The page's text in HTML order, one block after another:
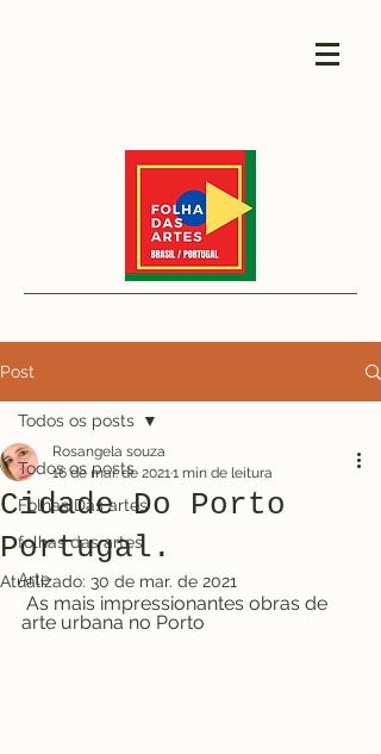
Post
Todos os posts
Folhas Das artes
folhas das artes
Arte
Todos os posts
Cidade Do Porto
Portugal.
Rosangela souza
16 de mar. de 20211 min de leitura
Atualizado: 30 de mar. de 2021
arte urbana no Porto